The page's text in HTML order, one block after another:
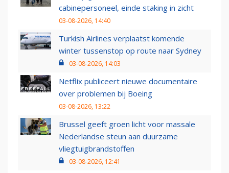
cabinepersoneel, einde staking in zicht
03-08-2026, 14:40
Turkish Airlines verplaatst komende
winter tussenstop op route naar Sydney
03-08-2026, 14:03
Netflix publiceert nieuwe documentaire
over problemen bij Boeing
03-08-2026, 13:22
Brussel geeft groen licht voor massale
Nederlandse steun aan duurzame
vliegtuigbrandstoffen
03-08-2026, 12:41